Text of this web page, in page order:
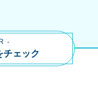
-
チェック